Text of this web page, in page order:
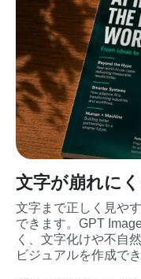
文字が崩れに
文字まで正しく見や
できます。GPT
く、文字化けや不自
ビジュアルを作成でき